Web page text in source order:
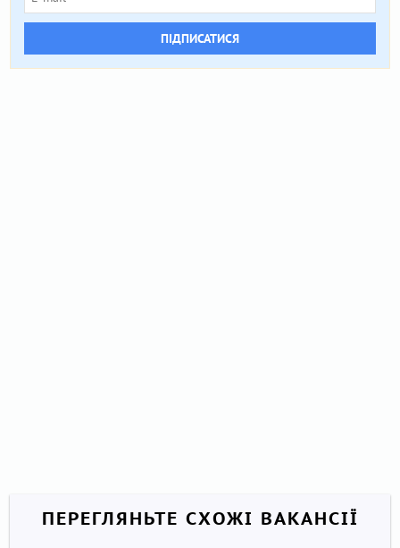
ПІДПИСАТИСЯ
ПЕРЕГЛЯНЬТЕ СХОЖІ ВАКАНСІЇ